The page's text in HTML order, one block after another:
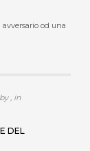
od una
, in
DEL